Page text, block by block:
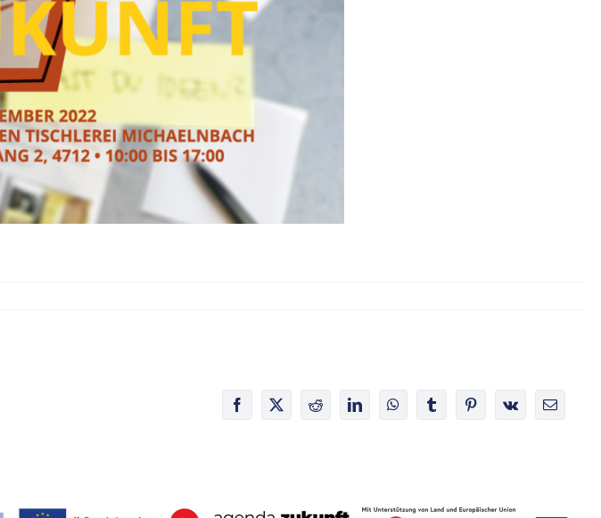
Facebook
X RedditLinkedInWhatsAppTumblrPinterest
Vk
E-